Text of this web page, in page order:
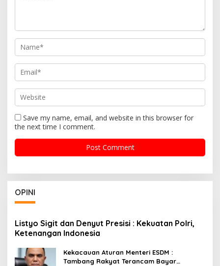
Save my name, email, and website in this browser for
the next time I comment.
OPINI
Listyo Sigit dan Denyut Presisi : Kekuatan Polri,
Ketenangan Indonesia
Kekacauan Aturan Menteri ESDM :
Tambang Rakyat Terancam Bayar